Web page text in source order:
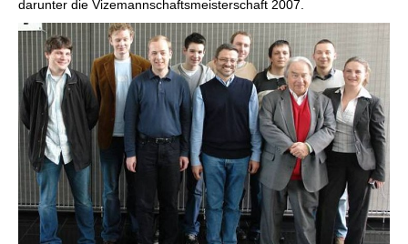
darunter die Vizemannschaftsmeisterschaft 2007.